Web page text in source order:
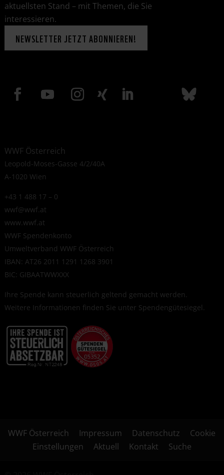
aktuellsten Stand – mit Themen, die Sie
interessieren.
NEWSLETTER JETZT ABONNIEREN!
WWF Österreich
Leopold-Moses-Gasse 4/2/40A
A-1020 Wien
+43 1 488 17 – 0
wwf@wwf.at
www.wwf.at
WWF Spendenkonto
Umweltverband WWF Österreich
IBAN: AT26 2011 1291 1268 3901
BIC: GIBAATWWXXX
Ihre Spende kann steuerlich geltend gemacht werden.
Weitere Informationen finden Sie unter Spendengütesiegel.
WWF Österreich Impressum Datenschutz
Cookie
Einstellungen
Aktuell Kontakt Suche